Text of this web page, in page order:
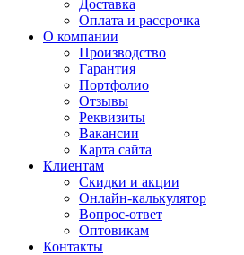
Доставка
Оплата и рассрочка
О компании
Производство
Гарантия
Портфолио
Отзывы
Реквизиты
Вакансии
Карта сайта
Клиентам
Скидки и акции
Онлайн-калькулятор
Вопрос-ответ
Оптовикам
Контакты